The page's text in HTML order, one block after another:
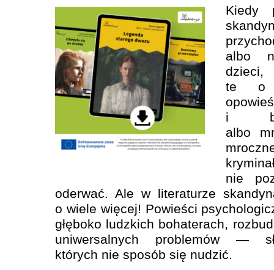
Kiedy
albo
te o
i
albo
nie
oderwać. Ale w literaturze
o wiele więcej! Powieści
głęboko ludzkich bohaterach,
uniwersalnych problemów —
których nie sposób się nudzić.